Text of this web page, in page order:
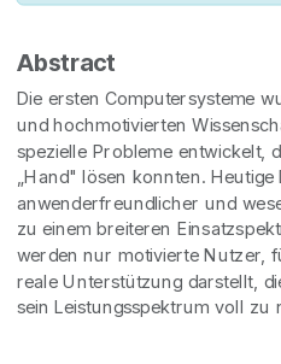
Abstract
Die ersten Computersysteme
und hochmotivierten
spezielle Probleme entwickelt,
„Hand" lösen konnten. Heutige
anwenderfreundlicher und
zu einem breiteren
werden nur motivierte Nutzer,
reale Unterstützung darstellt,
sein Leistungsspektrum voll zu